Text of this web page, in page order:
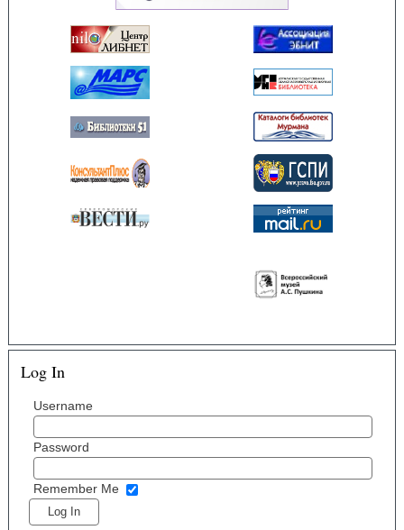
Log In
Username
Password
Remember Me